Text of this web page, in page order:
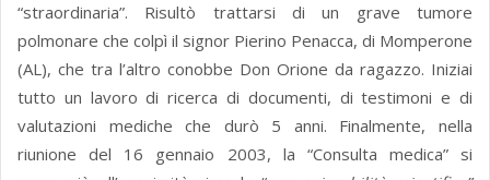
“straordinaria”. Risultò trattarsi di un grave tumore
polmonare che colpì il signor Pierino Penacca, di Momperone
(AL), che tra l’altro conobbe Don Orione da ragazzo. Iniziai
tutto un lavoro di ricerca di documenti, di testimoni e di
valutazioni mediche che durò 5 anni. Finalmente, nella
riunione del 16 gennaio 2003, la “Consulta medica” si